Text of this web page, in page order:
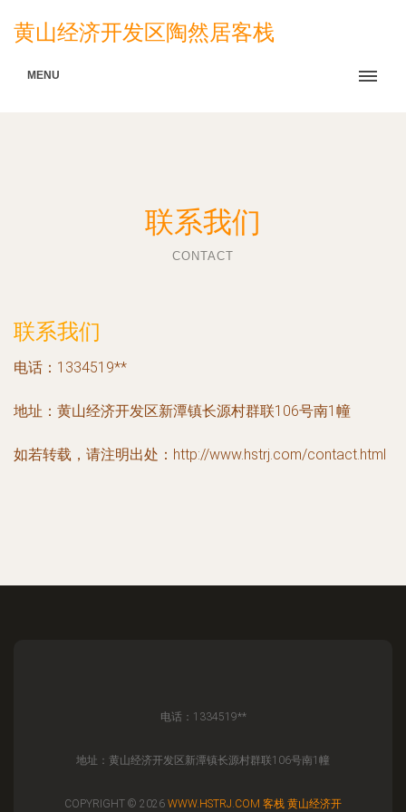
黄山经济开发区陶然居客栈
MENU
联系我们
CONTACT
联系我们
电话：1334519**
地址：黄山经济开发区新潭镇长源村群联106号南1幢
如若转载，请注明出处：http://www.hstrj.com/contact.html
电话：1334519**
地址：黄山经济开发区新潭镇长源村群联106号南1幢
COPYRIGHT © 2026 WWW.HSTRJ.COM 客栈 黄山经济开